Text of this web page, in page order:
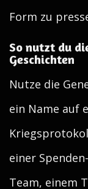
Form zu
So nutzt du
Geschichten
Nutze die
ein Name auf
einer
Team, einem